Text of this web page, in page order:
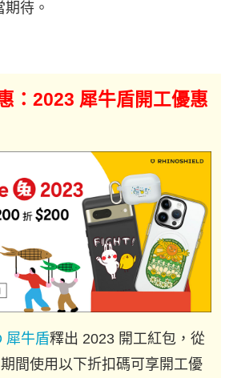
待。
：2023 犀牛盾開工優惠
犀牛盾釋出 2023 開工紅包，從
間使用以下折扣碼可享開工優